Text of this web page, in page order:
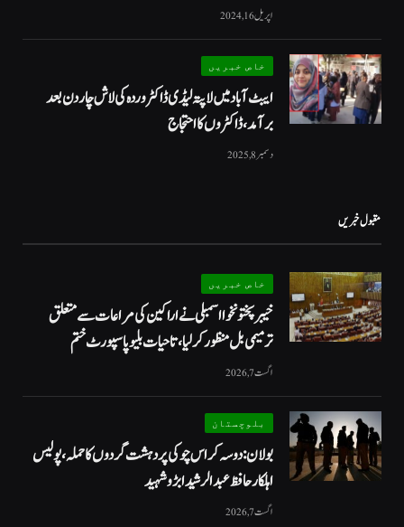
اپریل 16, 2024
خاص خبریں
ایبٹ آباد میں لاپتہ لیڈی ڈاکٹر وردہ کی لاش چار دن بعد
برآمد، ڈاکٹروں کا احتجاج
دسمبر 8, 2025
مقبول خبریں
خاص خبریں
خیبرپختونخوا اسمبلی نے اراکین کی مراعات سے متعلق
ترمیمی بل منظور کر لیا، تاحیات بلیو پاسپورٹ ختم
اگست 7, 2026
بلوچستان
بولان: دوسہ کراس چوکی پر دہشت گردوں کا حملہ، پولیس
اہلکار حافظ عبدالرشید ابڑو شہید
اگست 7, 2026